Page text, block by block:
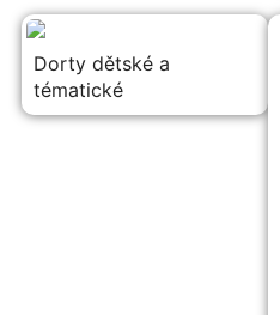
Dorty dětské a
tématické